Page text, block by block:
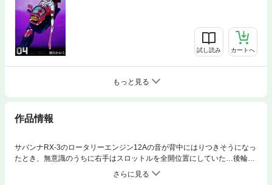
試し読み カートへ
もっと見る
作品情報
サバンナRX-3のロータリーエンジン12Aの音が背中にはりつきそうになっ
たとき、無意識のうちに右手はスロットルを全開位置にしていた…後輪の
滑る音と同時にカワサキZ400FXの心臓も嫌な音を立てて2気筒死んだ…。
ガードレールを突き破ったRX-3は、だれがみたってキロいくらの鉄クズに